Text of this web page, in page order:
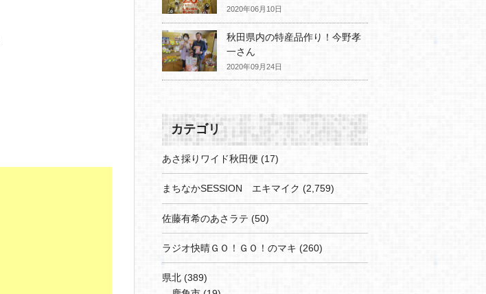
2020年06月10日
秋田県内の特産品作り！今野孝
一さん
2020年09月24日
カテゴリ
あさ採りワイド秋田便 (17)
まちなかSESSION エキマイク (2,759)
佐藤有希のあさラテ (50)
ラジオ快晴ＧＯ！ＧＯ！のマキ (260)
県北 (389)